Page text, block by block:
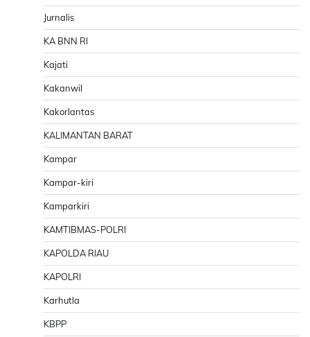
Jurnalis
KA BNN RI
Kajati
Kakanwil
Kakorlantas
KALIMANTAN BARAT
Kampar
Kampar-kiri
Kamparkiri
KAMTIBMAS-POLRI
KAPOLDA RIAU
KAPOLRI
Karhutla
KBPP